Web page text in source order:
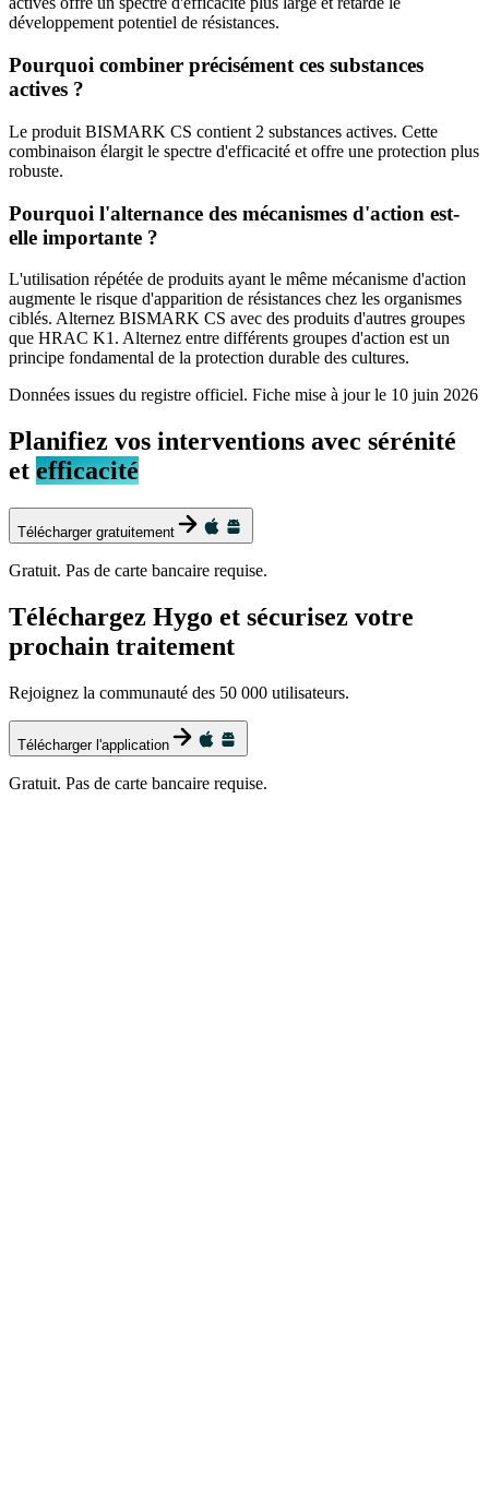
développement potentiel de résistances.
Pourquoi combiner précisément ces substances
actives ?
Le produit BISMARK CS contient 2 substances actives. Cette
combinaison élargit le spectre d'efficacité et offre une protection plus
robuste.
Pourquoi l'alternance des mécanismes d'action est-
elle importante ?
L'utilisation répétée de produits ayant le même mécanisme d'action
augmente le risque d'apparition de résistances chez les organismes
ciblés. Alternez BISMARK CS avec des produits d'autres groupes
que HRAC K1. Alternez entre différents groupes d'action est un
principe fondamental de la protection durable des cultures.
Données issues du registre officiel. Fiche mise à jour le 10 juin 2026
Planifiez vos interventions avec sérénité
et efficacité
Télécharger gratuitement
Gratuit. Pas de carte bancaire requise.
Téléchargez Hygo et sécurisez votre
prochain traitement
Rejoignez la communauté des 50 000 utilisateurs.
Télécharger l'application
Gratuit. Pas de carte bancaire requise.